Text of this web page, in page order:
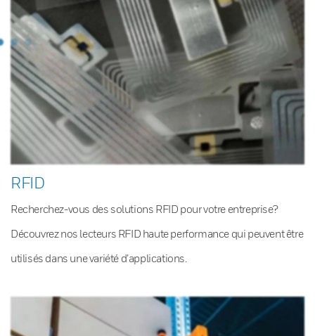
RFID
Recherchez-vous des solutions RFID pour votre entreprise?
Découvrez nos lecteurs RFID haute performance qui peuvent être
utilisés dans une variété d’applications.